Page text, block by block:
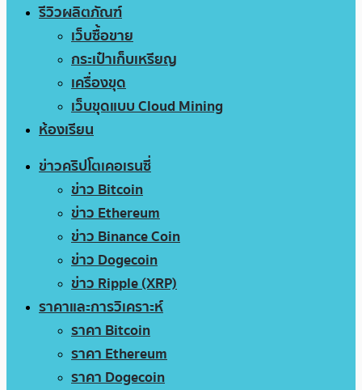
รีวิวผลิตภัณฑ์
เว็บซื้อขาย
กระเป๋าเก็บเหรียญ
เครื่องขุด
เว็บขุดแบบ Cloud Mining
ห้องเรียน
ข่าวคริปโตเคอเรนซี่
ข่าว Bitcoin
ข่าว Ethereum
ข่าว Binance Coin
ข่าว Dogecoin
ข่าว Ripple (XRP)
ราคาและการวิเคราะห์
ราคา Bitcoin
ราคา Ethereum
ราคา Dogecoin